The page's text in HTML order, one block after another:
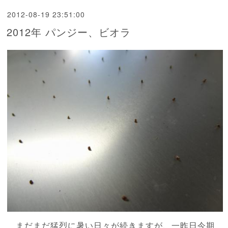
2012-08-19 23:51:00
2012年 パンジー、ビオラ
まだまだ猛烈に暑い日々が続きますが、一昨日今期